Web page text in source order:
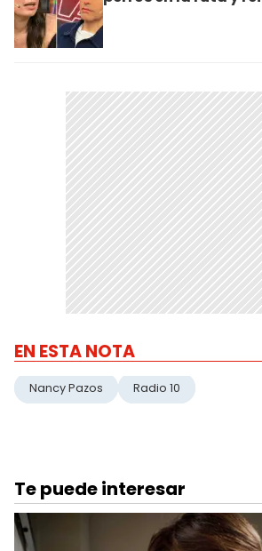
EN ESTA NOTA
Nancy Pazos Radio 10